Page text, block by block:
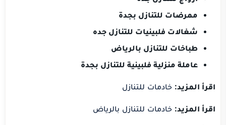
ممرضات للتنازل بجدة
شغالات فلبينيات للتنازل جده
طباخات للتنازل بالرياض
عاملة منزلية فلبينية للتنازل بجدة
اقرأ المزيد: خادمات للتنازل
اقرأ المزيد: خادمات للتنازل بالرياض